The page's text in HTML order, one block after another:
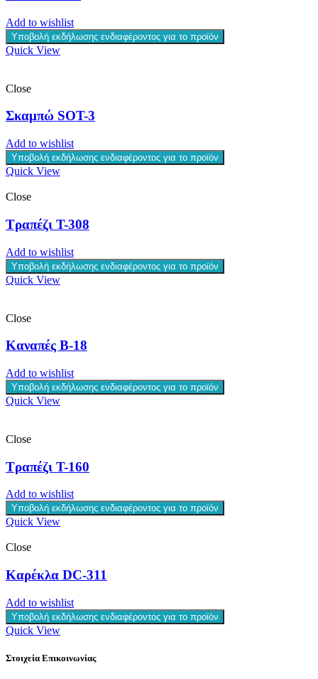
Add to wishlist
Υποβολή εκδήλωσης ενδιαφέροντος για το προϊόν
Quick View
Close
Σκαμπώ SOT-3
Add to wishlist
Υποβολή εκδήλωσης ενδιαφέροντος για το προϊόν
Quick View
Close
Τραπέζι T-308
Add to wishlist
Υποβολή εκδήλωσης ενδιαφέροντος για το προϊόν
Quick View
Close
Καναπές B-18
Add to wishlist
Υποβολή εκδήλωσης ενδιαφέροντος για το προϊόν
Quick View
Close
Τραπέζι T-160
Add to wishlist
Υποβολή εκδήλωσης ενδιαφέροντος για το προϊόν
Quick View
Close
Καρέκλα DC-311
Add to wishlist
Υποβολή εκδήλωσης ενδιαφέροντος για το προϊόν
Quick View
Στοιχεία Επικοινωνίας